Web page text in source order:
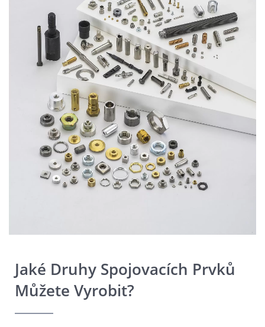
Jaké Druhy Spojovacích Prvků
Můžete Vyrobit?